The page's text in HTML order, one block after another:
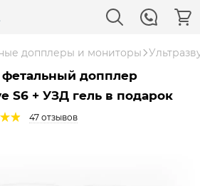
допплеры и мониторы
фетальный допплер
S6 + УЗД гель в подарок
47 отзывов